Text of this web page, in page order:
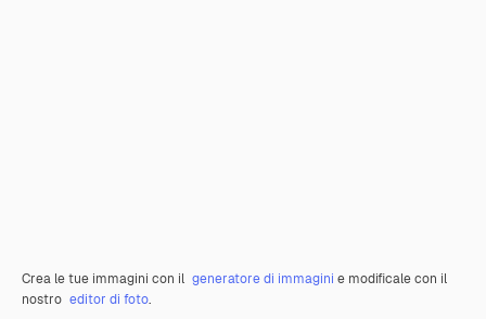
Crea le tue immagini con il generatore di immagini e modificale con il
nostro editor di foto.